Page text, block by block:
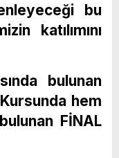
bu
katılımını
bulunan
hem
FİNAL